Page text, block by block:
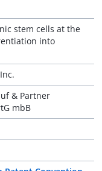
stem cells at the
into
& Partner
mbB